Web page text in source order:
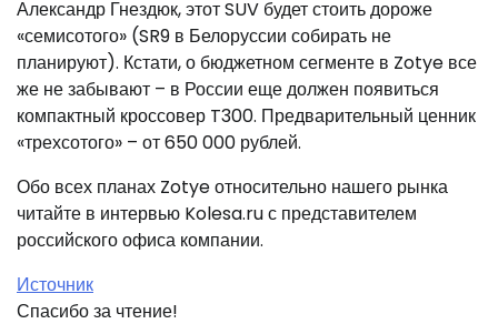
Александр Гнездюк, этот SUV будет стоить дороже
«семисотого» (SR9 в Белоруссии собирать не
планируют). Кстати, о бюджетном сегменте в Zotye все
же не забывают – в России еще должен появиться
компактный кроссовер T300. Предварительный ценник
«трехсотого» – от 650 000 рублей.
Обо всех планах Zotye относительно нашего рынка
читайте в интервью Kolesa.ru с представителем
российского офиса компании.
Источник
Спасибо за чтение!